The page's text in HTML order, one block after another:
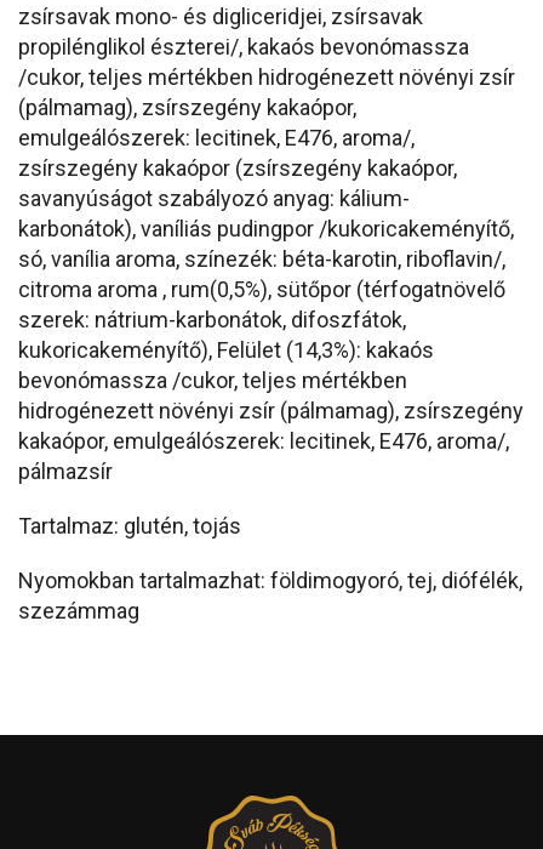
zsírsavak mono- és digliceridjei, zsírsavak
propilénglikol észterei/, kakaós bevonómassza
/cukor, teljes mértékben hidrogénezett növényi zsír
(pálmamag), zsírszegény kakaópor,
emulgeálószerek: lecitinek, E476, aroma/,
zsírszegény kakaópor (zsírszegény kakaópor,
savanyúságot szabályozó anyag: kálium-
karbonátok), vaníliás pudingpor /kukoricakeményítő,
só, vanília aroma, színezék: béta-karotin, riboflavin/,
citroma aroma , rum(0,5%), sütőpor (térfogatnövelő
szerek: nátrium-karbonátok, difoszfátok,
kukoricakeményítő), Felület (14,3%): kakaós
bevonómassza /cukor, teljes mértékben
hidrogénezett növényi zsír (pálmamag), zsírszegény
kakaópor, emulgeálószerek: lecitinek, E476, aroma/,
pálmazsír
Tartalmaz: glutén, tojás
Nyomokban tartalmazhat: földimogyoró, tej, diófélék,
szezámmag